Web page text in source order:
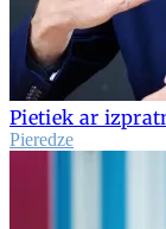
Pietiek ar
Pieredze